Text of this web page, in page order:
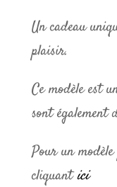
Un cadeau
plaisir.
Ce modèle est
sont également
Pour un
cliquantici